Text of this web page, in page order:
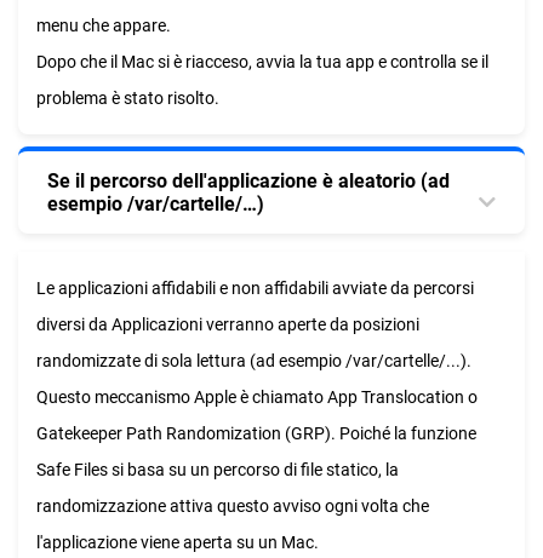
menu che appare.
Dopo che il Mac si è riacceso, avvia la tua app e controlla se il
problema è stato risolto.
Se il percorso dell'applicazione è aleatorio (ad
esempio /var/cartelle/…)
Le applicazioni affidabili e non affidabili avviate da percorsi
diversi da Applicazioni verranno aperte da posizioni
randomizzate di sola lettura (ad esempio /var/cartelle/...).
Questo meccanismo Apple è chiamato App Translocation o
Gatekeeper Path Randomization (GRP). Poiché la funzione
Safe Files si basa su un percorso di file statico, la
randomizzazione attiva questo avviso ogni volta che
l'applicazione viene aperta su un Mac.